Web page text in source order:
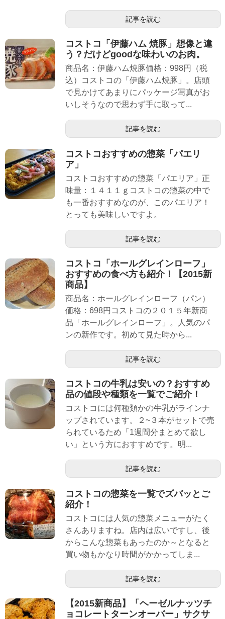
記事を読む
コストコ「伊藤ハム 焼豚」想像と違
う？だけどgoodな味わいのお肉。
商品名：伊藤ハム焼豚価格：998円（税
込）コストコの「伊藤ハム焼豚」。店頭
で見かけてあまりにパッケージ写真がお
いしそうなので思わず手に取って...
記事を読む
コストコおすすめの惣菜「パエリ
ア」
コストコおすすめの惣菜「パエリア」正
味量：１４１１ｇコストコの惣菜の中で
も一番おすすめなのが、このパエリア！
とっても美味しいですよ。
記事を読む
コストコ「ホールグレインローフ」
おすすめの食べ方も紹介！【2015新
商品】
商品名：ホールグレインローフ（パン）
価格：698円コストコの２０１５年新商
品「ホールグレインローフ」。人気のパ
ンの新作です。初めて見た時から...
記事を読む
コストコの牛乳は安いの？おすすめ
品の値段や種類を一覧でご紹介！
コストコには何種類かの牛乳がラインナ
ップされています。２~３本がセットで売
られているため「1週間分まとめて欲し
い」という方におすすめです。明...
記事を読む
コストコの惣菜を一覧でズバッとご
紹介！
コストコには人気の惣菜メニューがたく
さんありますね。店内は広いですし、後
からこんな惣菜もあったのか～となると
買い物もかなり時間がかかってしま...
記事を読む
【2015新商品】「ヘーゼルナッツチ
ョコレートターンオーバー」サクサ